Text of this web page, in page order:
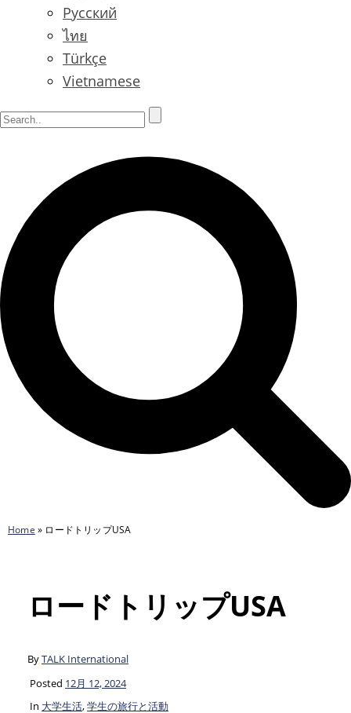
Русский
ไทย
Türkçe
Vietnamese
Home » ロードトリップUSA
ロードトリップUSA
ByTALK International
Posted 12月 12, 2024
In 大学生活,学生の旅行と活動